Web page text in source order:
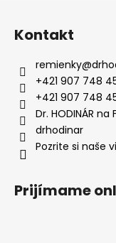
Z
Kontakt
remienky@
+421 907 748
+421 907 748
Dr. HODINÁR
drhodinar
Pozrite si naše
Prijímame